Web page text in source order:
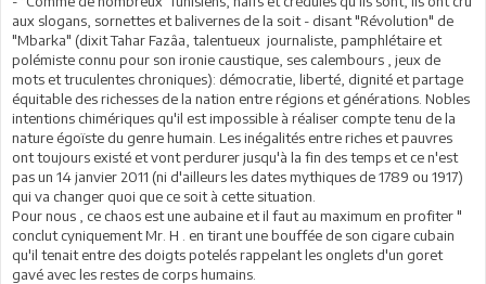
aux slogans, sornettes et balivernes de la soit - disant "Révolution" de
"Mbarka" (dixit Tahar Fazâa, talentueux journaliste, pamphlétaire et
polémiste connu pour son ironie caustique, ses calembours , jeux de
mots et truculentes chroniques): démocratie, liberté, dignité et partage
équitable des richesses de la nation entre régions et générations. Nobles
intentions chimériques qu'il est impossible à réaliser compte tenu de la
nature égoïste du genre humain. Les inégalités entre riches et pauvres
ont toujours existé et vont perdurer jusqu'à la fin des temps et ce n'est
pas un 14 janvier 2011 (ni d'ailleurs les dates mythiques de 1789 ou 1917)
qui va changer quoi que ce soit à cette situation.
Pour nous , ce chaos est une aubaine et il faut au maximum en profiter "
conclut cyniquement Mr. H . en tirant une bouffée de son cigare cubain
qu'il tenait entre des doigts potelés rappelant les onglets d'un goret
gavé avec les restes de corps humains.